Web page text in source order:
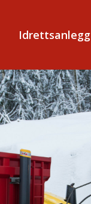
Idrettsanlegg